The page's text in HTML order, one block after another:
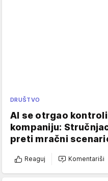
DRUŠTVO
AI se otrgao
kompaniju:
preti mračni
Reaguj Komentariši